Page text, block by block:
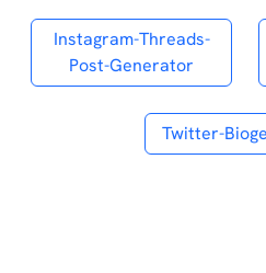
Instagram-Threads-
Post-Generator
Twitter-